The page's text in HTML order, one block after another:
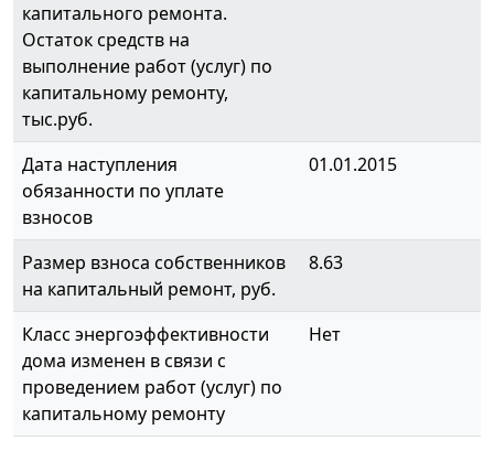
капитального ремонта.
Остаток средств на
выполнение работ (услуг) по
капитальному ремонту,
тыс.руб.
Дата наступления
обязанности по уплате
взносов
01.01.2015
Размер взноса собственников
на капитальный ремонт, руб.
8.63
Класс энергоэффективности
дома изменен в связи с
проведением работ (услуг) по
капитальному ремонту
Нет